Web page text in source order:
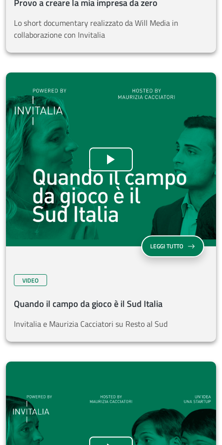
Provo a creare la mia impresa da zero
Lo short documentary realizzato da Will Media in
collaborazione con Invitalia
Guarda il video Quando il campo da
LEGGI TUTTOQUANDO IL
VIDEO
Quando il campo da gioco è il Sud Italia
Invitalia e Maurizia Cacciatori su Resto al Sud
Guarda il videoUna buona idea,